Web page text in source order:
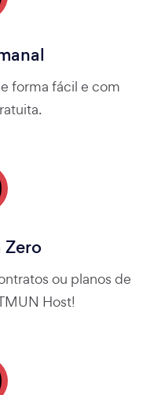
forma fácil e com
Zero
ou planos de
Host!